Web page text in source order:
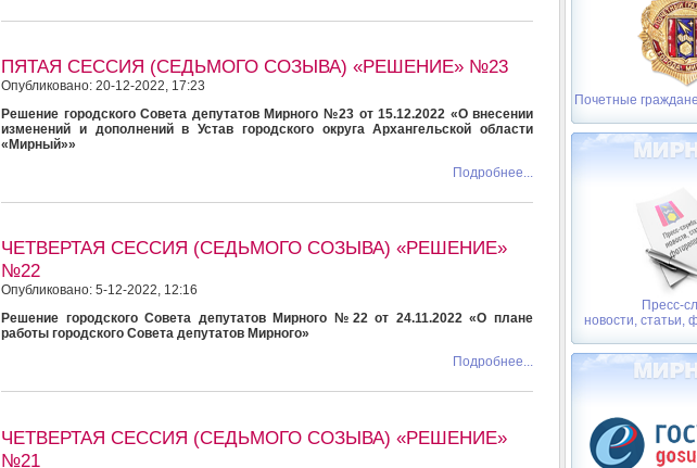
ПЯТАЯ СЕССИЯ (СЕДЬМОГО СОЗЫВА) «РЕШЕНИЕ» №23
Опубликовано: 20-12-2022, 17:23
Решение городского Совета депутатов Мирного №23 от 15.12.2022 «О внесении
изменений и дополнений в Устав городского округа Архангельской области
«Мирный»»
Подробнее...
ЧЕТВЕРТАЯ СЕССИЯ (СЕДЬМОГО СОЗЫВА) «РЕШЕНИЕ»
№22
Опубликовано: 5-12-2022, 12:16
Решение городского Совета депутатов Мирного №22 от 24.11.2022 «О плане
работы городского Совета депутатов Мирного»
Подробнее...
ЧЕТВЕРТАЯ СЕССИЯ (СЕДЬМОГО СОЗЫВА) «РЕШЕНИЕ»
№21
Почетные
Пресс-
новости, статьи,